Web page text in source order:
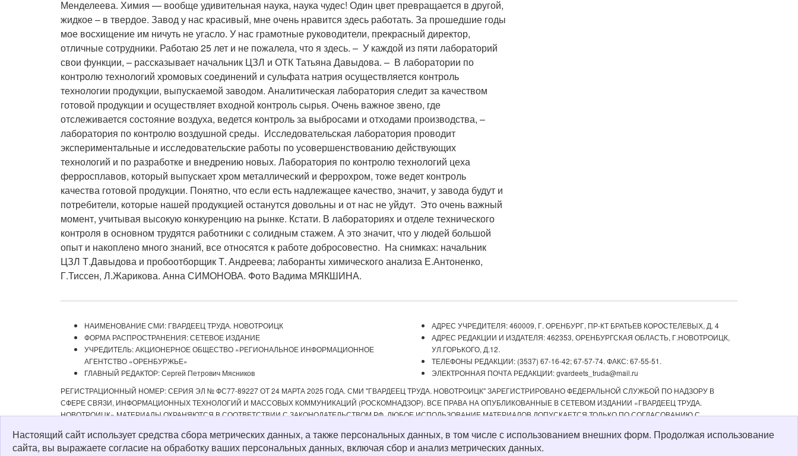
Менделеева. Химия — вообще удивительная наука, наука чудес! Один цвет превращается в другой,
жидкое – в твердое. Завод у нас красивый, мне очень нравится здесь работать. За прошедшие годы
мое восхищение им ничуть не угасло. У нас грамотные руководители, прекрасный директор,
отличные сотрудники. Работаю 25 лет и не пожалела, что я здесь. – У каждой из пяти лабораторий
свои функции, – рассказывает начальник ЦЗЛ и ОТК Татьяна Давыдова. – В лаборатории по
контролю технологий хромовых соединений и сульфата натрия осуществляется контроль
технологии продукции, выпускаемой заводом. Аналитическая лаборатория следит за качеством
готовой продукции и осуществляет входной контроль сырья. Очень важное звено, где
отслеживается состояние воздуха, ведется контроль за выбросами и отходами производства, –
лаборатория по контролю воздушной среды. Исследовательская лаборатория проводит
экспериментальные и исследовательские работы по усовершенствованию действующих
технологий и по разработке и внедрению новых. Лаборатория по контролю технологий цеха
ферросплавов, который выпускает хром металлический и феррохром, тоже ведет контроль
качества готовой продукции. Понятно, что если есть надлежащее качество, значит, у завода будут и
потребители, которые нашей продукцией останутся довольны и от нас не уйдут. Это очень важный
момент, учитывая высокую конкуренцию на рынке. Кстати. В лабораториях и отделе технического
контроля в основном трудятся работники с солидным стажем. А это значит, что у людей большой
опыт и накоплено много знаний, все относятся к работе добросовестно. На снимках: начальник
ЦЗЛ Т.Давыдова и пробоотборщик Т. Андреева; лаборанты химического анализа Е.Антоненко,
Г.Тиссен, Л.Жарикова. Анна СИМОНОВА. Фото Вадима МЯКШИНА.
НАИМЕНОВАНИЕ СМИ: ГВАРДЕЕЦ ТРУДА. НОВОТРОИЦК
ФОРМА РАСПРОСТРАНЕНИЯ: СЕТЕВОЕ ИЗДАНИЕ
УЧРЕДИТЕЛЬ: АКЦИОНЕРНОЕ ОБЩЕСТВО «РЕГИОНАЛЬНОЕ ИНФОРМАЦИОННОЕ
АГЕНТСТВО «ОРЕНБУРЖЬЕ»
ГЛАВНЫЙ РЕДАКТОР: Сергей Петрович Мясников
АДРЕС УЧРЕДИТЕЛЯ: 460009, Г. ОРЕНБУРГ, ПР-КТ БРАТЬЕВ КОРОСТЕЛЕВЫХ, Д. 4
АДРЕС РЕДАКЦИИ И ИЗДАТЕЛЯ: 462353, ОРЕНБУРГСКАЯ ОБЛАСТЬ, Г.НОВОТРОИЦК,
УЛ.ГОРЬКОГО, Д.12.
ТЕЛЕФОНЫ РЕДАКЦИИ: (3537) 67-16-42; 67-57-74. ФАКС: 67-55-51.
ЭЛЕКТРОННАЯ ПОЧТА РЕДАКЦИИ: gvardeets_truda@mail.ru
РЕГИСТРАЦИОННЫЙ НОМЕР: СЕРИЯ ЭЛ № ФС77-89227 ОТ 24 МАРТА 2025 ГОДА. СМИ "ГВАРДЕЕЦ ТРУДА. НОВОТРОИЦК" ЗАРЕГИСТРИРОВАНО ФЕДЕРАЛЬНОЙ СЛУЖБОЙ ПО НАДЗОРУ В
СФЕРЕ СВЯЗИ, ИНФОРМАЦИОННЫХ ТЕХНОЛОГИЙ И МАССОВЫХ КОММУНИКАЦИЙ (РОСКОМНАДЗОР). ВСЕ ПРАВА НА ОПУБЛИКОВАННЫЕ В СЕТЕВОМ ИЗДАНИИ «ГВАРДЕЕЦ ТРУДА.
НОВОТРОИЦК» МАТЕРИАЛЫ ОХРАНЯЮТСЯ В СООТВЕТСТВИИ С ЗАКОНОДАТЕЛЬСТВОМ РФ. ЛЮБОЕ ИСПОЛЬЗОВАНИЕ МАТЕРИАЛОВ ДОПУСКАЕТСЯ ТОЛЬКО ПО СОГЛАСОВАНИЮ С
ИЗДАНИИ «ГВАРДЕЕЦ ТРУДА. НОВОТРОИЦК», А ТАКЖЕ ЗА СОДЕРЖАНИЕ ВЕБ-САЙТОВ, НА КОТОРЫЕ ДАНЫ ГИПЕРССЫЛКИ. ДЛЯ ДЕТЕЙ СТАРШЕ 16 ЛЕТ.
Настоящий сайт использует средства сбора метрических данных, а также персональных данных, в том числе с использованием внешних форм. Продолжая использование
сайта, вы выражаете согласие на обработку ваших персональных данных, включая сбор и анализ метрических данных.